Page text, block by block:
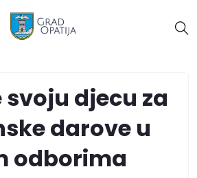
djecu za
darove u
odborima